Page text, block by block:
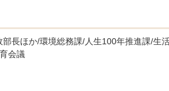
長ほか/環境総務課/人生100年推進課/生
会議